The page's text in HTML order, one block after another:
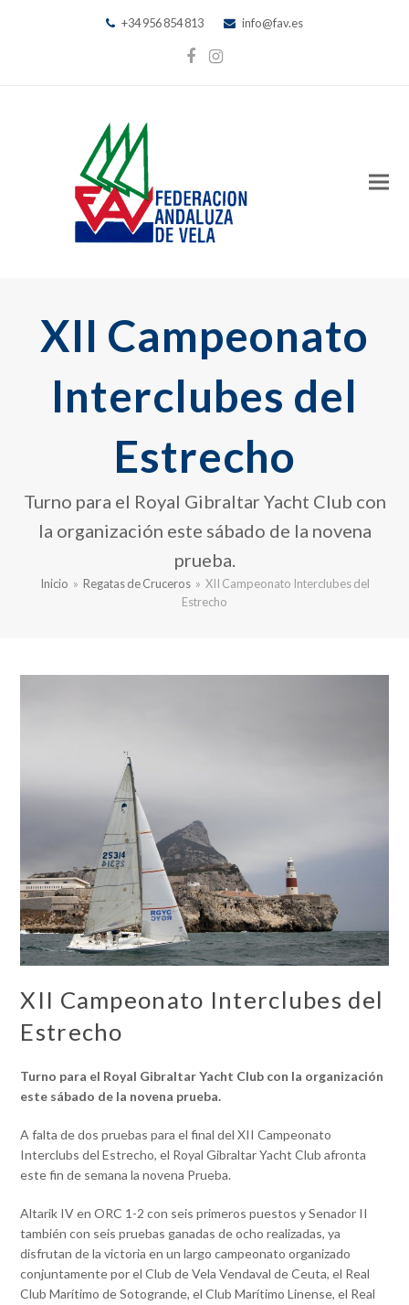
+34 956 854 813 info@fav.es
Facebook
Instagram
XII Campeonato
Interclubes del
Estrecho
Turno para el Royal Gibraltar Yacht Club con
la organización este sábado de la novena
prueba.
Inicio » Regatas de Cruceros » XII Campeonato Interclubes del
Estrecho
XII Campeonato Interclubes del
Estrecho
Turno para el Royal Gibraltar Yacht Club con la organización
este sábado de la novena prueba.
A falta de dos pruebas para el final del XII Campeonato
Interclubs del Estrecho, el Royal Gibraltar Yacht Club afronta
este fin de semana la novena Prueba.
Altarik IV en ORC 1-2 con seis primeros puestos y Senador II
también con seis pruebas ganadas de ocho realizadas, ya
disfrutan de la victoria en un largo campeonato organizado
conjuntamente por el Club de Vela Vendaval de Ceuta, el Real
Club Marítimo de Sotogrande, el Club Marítimo Linense, el Real